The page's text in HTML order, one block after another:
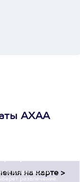
АХАА
владелец сам
развлечение.